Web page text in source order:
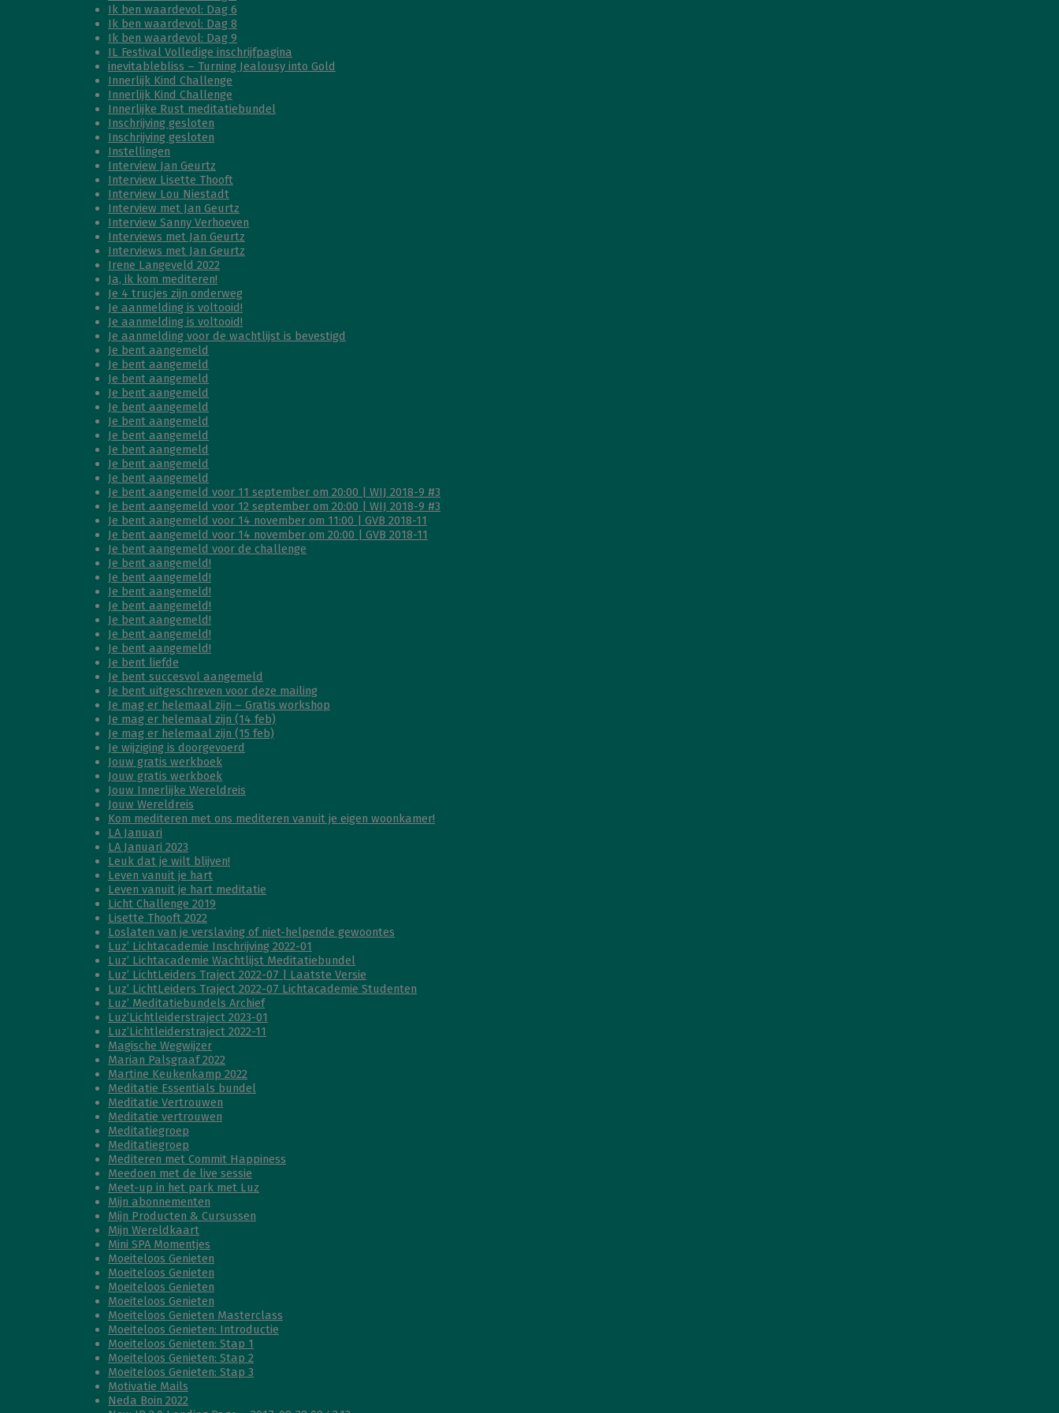
Ik ben waardevol: Dag 6
Ik ben waardevol: Dag 8
Ik ben waardevol: Dag 9
IL Festival Volledige inschrijfpagina
inevitablebliss – Turning Jealousy into Gold
Innerlijk Kind Challenge
Innerlijk Kind Challenge
Innerlijke Rust meditatiebundel
Inschrijving gesloten
Inschrijving gesloten
Instellingen
Interview Jan Geurtz
Interview Lisette Thooft
Interview Lou Niestadt
Interview met Jan Geurtz
Interview Sanny Verhoeven
Interviews met Jan Geurtz
Interviews met Jan Geurtz
Irene Langeveld 2022
Ja, ik kom mediteren!
Je 4 trucjes zijn onderweg
Je aanmelding is voltooid!
Je aanmelding is voltooid!
Je aanmelding voor de wachtlijst is bevestigd
Je bent aangemeld
Je bent aangemeld
Je bent aangemeld
Je bent aangemeld
Je bent aangemeld
Je bent aangemeld
Je bent aangemeld
Je bent aangemeld
Je bent aangemeld
Je bent aangemeld
Je bent aangemeld voor 11 september om 20:00 | WIJ 2018-9 #3
Je bent aangemeld voor 12 september om 20:00 | WIJ 2018-9 #3
Je bent aangemeld voor 14 november om 11:00 | GVB 2018-11
Je bent aangemeld voor 14 november om 20:00 | GVB 2018-11
Je bent aangemeld voor de challenge
Je bent aangemeld!
Je bent aangemeld!
Je bent aangemeld!
Je bent aangemeld!
Je bent aangemeld!
Je bent aangemeld!
Je bent aangemeld!
Je bent liefde
Je bent succesvol aangemeld
Je bent uitgeschreven voor deze mailing
Je mag er helemaal zijn – Gratis workshop
Je mag er helemaal zijn (14 feb)
Je mag er helemaal zijn (15 feb)
Je wijziging is doorgevoerd
Jouw gratis werkboek
Jouw gratis werkboek
Jouw Innerlijke Wereldreis
Jouw Wereldreis
Kom mediteren met ons mediteren vanuit je eigen woonkamer!
LA Januari
LA Januari 2023
Leuk dat je wilt blijven!
Leven vanuit je hart
Leven vanuit je hart meditatie
Licht Challenge 2019
Lisette Thooft 2022
Loslaten van je verslaving of niet-helpende gewoontes
Luz’ Lichtacademie Inschrijving 2022-01
Luz’ Lichtacademie Wachtlijst Meditatiebundel
Luz’ LichtLeiders Traject 2022-07 | Laatste Versie
Luz’ LichtLeiders Traject 2022-07 Lichtacademie Studenten
Luz’ Meditatiebundels Archief
Luz’Lichtleiderstraject 2023-01
Luz’Lichtleiderstraject 2022-11
Magische Wegwijzer
Marian Palsgraaf 2022
Martine Keukenkamp 2022
Meditatie Essentials bundel
Meditatie Vertrouwen
Meditatie vertrouwen
Meditatiegroep
Meditatiegroep
Mediteren met Commit Happiness
Meedoen met de live sessie
Meet-up in het park met Luz
Mijn abonnementen
Mijn Producten & Cursussen
Mijn Wereldkaart
Mini SPA Momentjes
Moeiteloos Genieten
Moeiteloos Genieten
Moeiteloos Genieten
Moeiteloos Genieten
Moeiteloos Genieten Masterclass
Moeiteloos Genieten: Introductie
Moeiteloos Genieten: Stap 1
Moeiteloos Genieten: Stap 2
Moeiteloos Genieten: Stap 3
Motivatie Mails
Neda Boin 2022